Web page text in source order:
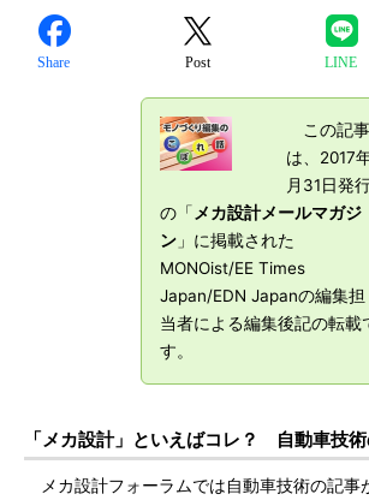
Share Post LINE
この記事
は、2017
月31日発
の「 メカ設計メールマガジ
ン」に掲載された
MONOist/EE Times
Japan/EDN Japanの編集担
当者による編集後記の転載
す。
「メカ設計」といえばコレ？ 自動車技
メカ設計フォーラムでは自動車技術の記事